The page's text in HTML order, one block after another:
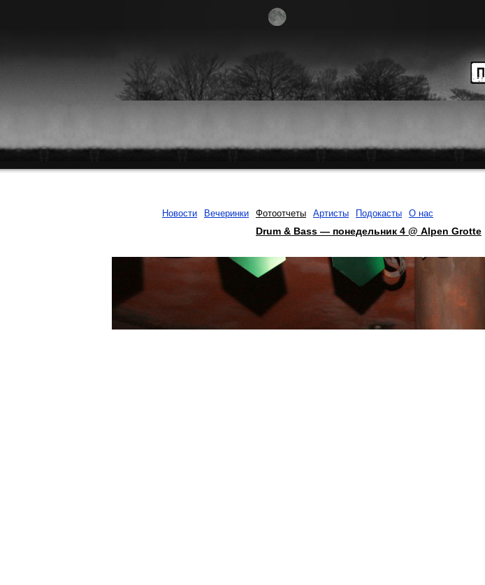
Новости Вечеринки Фотоотчеты Артисты Подокасты О нас
Drum & Bass — понедельник 4 @ Alpen Grotte